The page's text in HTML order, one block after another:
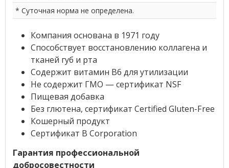
* Суточная норма не определена.
Компания основана в 1971 году
Способствует восстановлению коллагена и
тканей губ и рта
Содержит витамин B6 для утилизации
Не содержит ГМО — сертификат NSF
Пищевая добавка
Без глютена, сертификат Certified Gluten-Free
Кошерный продукт
Сертификат B Corporation
Гарантия профессиональной
добросовестности